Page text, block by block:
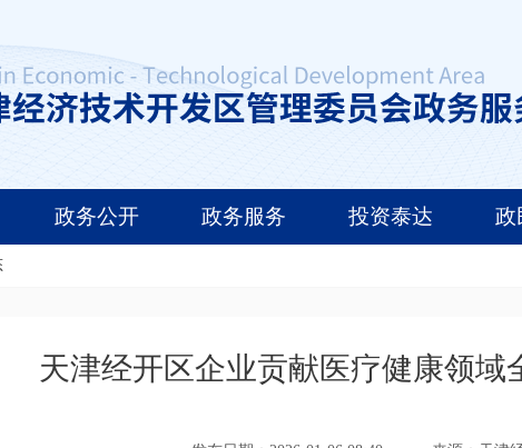
政务公开 政务服务 投资泰达 政
天津经开区企业贡献医疗健康领域